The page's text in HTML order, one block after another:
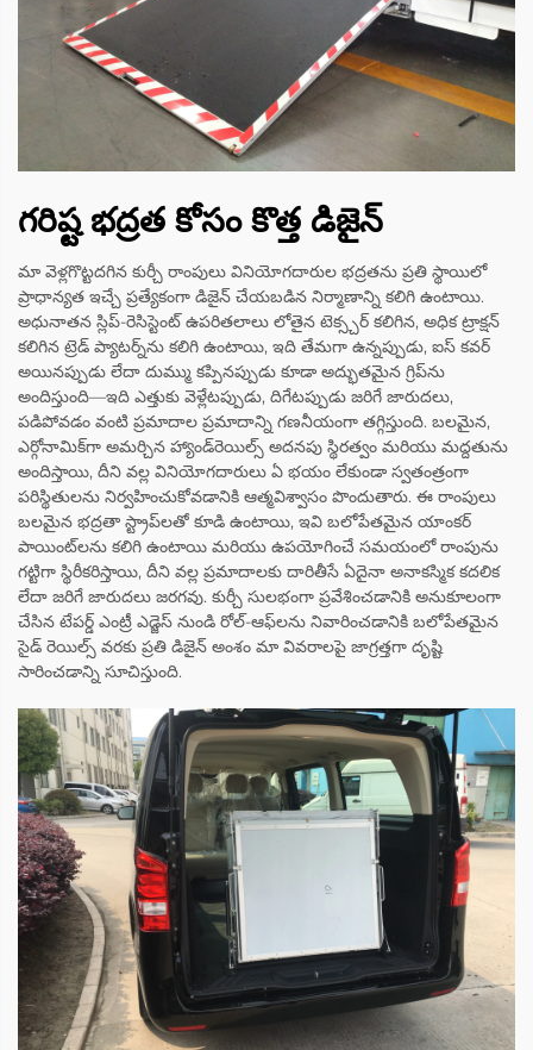
గరిష్ట భద్రత కోసం కొత్త డిజైన్
మా వెళ్లగొట్టదగిన కుర్చీ రాంపులు వినియోగదారుల భద్రతను ప్రతి స్థాయిలో
ప్రాధాన్యత ఇచ్చే ప్రత్యేకంగా డిజైన్ చేయబడిన నిర్మాణాన్ని కలిగి ఉంటాయి.
అధునాతన స్లిప్-రెసిస్టెంట్ ఉపరితలాలు లోతైన టెక్స్చర్ కలిగిన, అధిక ట్రాక్షన్
కలిగిన ట్రెడ్ ప్యాటర్న్‌ను కలిగి ఉంటాయి, ఇది తేమగా ఉన్నప్పుడు, ఐస్ కవర్
అయినప్పుడు లేదా దుమ్ము కప్పినప్పుడు కూడా అద్భుతమైన గ్రిప్‌ను
అందిస్తుంది—ఇది ఎత్తుకు వెళ్లేటప్పుడు, దిగేటప్పుడు జరిగే జారుదలు,
పడిపోవడం వంటి ప్రమాదాల ప్రమాదాన్ని గణనీయంగా తగ్గిస్తుంది. బలమైన,
ఎర్గోనామిక్‌గా అమర్చిన హ్యాండ్‌రెయిల్స్ అదనపు స్థిరత్వం మరియు మద్దతును
అందిస్తాయి, దీని వల్ల వినియోగదారులు ఏ భయం లేకుండా స్వతంత్రంగా
పరిస్థితులను నిర్వహించుకోవడానికి ఆత్మవిశ్వాసం పొందుతారు. ఈ రాంపులు
బలమైన భద్రతా స్ట్రాప్‌లతో కూడి ఉంటాయి, ఇవి బలోపేతమైన యాంకర్
పాయింట్‌లను కలిగి ఉంటాయి మరియు ఉపయోగించే సమయంలో రాంపును
గట్టిగా స్థిరీకరిస్తాయి, దీని వల్ల ప్రమాదాలకు దారితీసే ఏదైనా అనాకస్మిక కదలిక
లేదా జరిగే జారుదలు జరగవు. కుర్చీ సులభంగా ప్రవేశించడానికి అనుకూలంగా
చేసిన టేపర్డ్ ఎంట్రీ ఎడ్జెస్ నుండి రోల్-ఆఫ్‌లను నివారించడానికి బలోపేతమైన
సైడ్ రెయిల్స్ వరకు ప్రతి డిజైన్ అంశం మా వివరాలపై జాగ్రత్తగా దృష్టి
సారించడాన్ని సూచిస్తుంది.